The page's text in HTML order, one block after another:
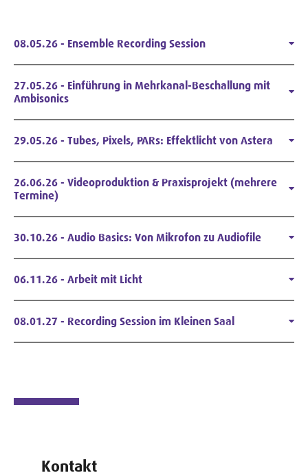
08.05.26 - Ensemble Recording Session
27.05.26 - Einführung in Mehrkanal-Beschallung mit
Ambisonics
29.05.26 - Tubes, Pixels, PARs: Effektlicht von Astera
26.06.26 - Videoproduktion & Praxisprojekt (mehrere
Termine)
30.10.26 - Audio Basics: Von Mikrofon zu Audiofile
06.11.26 - Arbeit mit Licht
08.01.27 - Recording Session im Kleinen Saal
Kontakt